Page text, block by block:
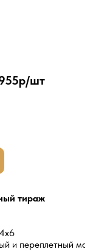
шт
тираж
и переплетный